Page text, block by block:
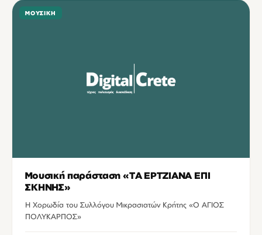
ΜΟΥΣΙΚΉ
Μουσική παράσταση «ΤΑ ΕΡΤΖΙΑΝΑ ΕΠΙ
ΣΚΗΝΗΣ»
Η Χορωδία του Συλλόγου Μικρασιατών Κρήτης «Ο ΑΓΙΟΣ
ΠΟΛΥΚΑΡΠΟΣ»